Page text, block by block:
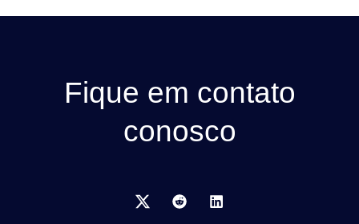
Fique em contato
conosco